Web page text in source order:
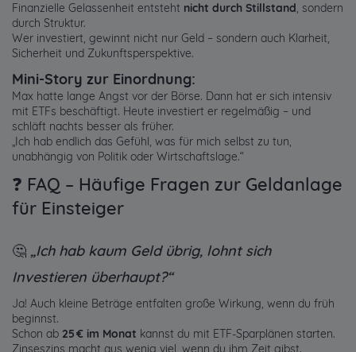
Finanzielle Gelassenheit entsteht nicht durch Stillstand, sondern
durch Struktur.
Wer investiert, gewinnt nicht nur Geld – sondern auch Klarheit,
Sicherheit und Zukunftsperspektive.
Mini-Story zur Einordnung:
Max hatte lange Angst vor der Börse. Dann hat er sich intensiv
mit ETFs beschäftigt. Heute investiert er regelmäßig – und
schläft nachts besser als früher.
„Ich hab endlich das Gefühl, was für mich selbst zu tun,
unabhängig von Politik oder Wirtschaftslage.“
❓ FAQ – Häufige Fragen zur Geldanlage
für Einsteiger
🤔 „Ich hab kaum Geld übrig, lohnt sich
Investieren überhaupt?“
Ja! Auch kleine Beträge entfalten große Wirkung, wenn du früh
beginnst.
Schon ab 25 € im Monat kannst du mit ETF-Sparplänen starten.
Zinseszins macht aus wenig viel, wenn du ihm Zeit gibst.